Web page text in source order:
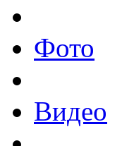
Фото
Видео